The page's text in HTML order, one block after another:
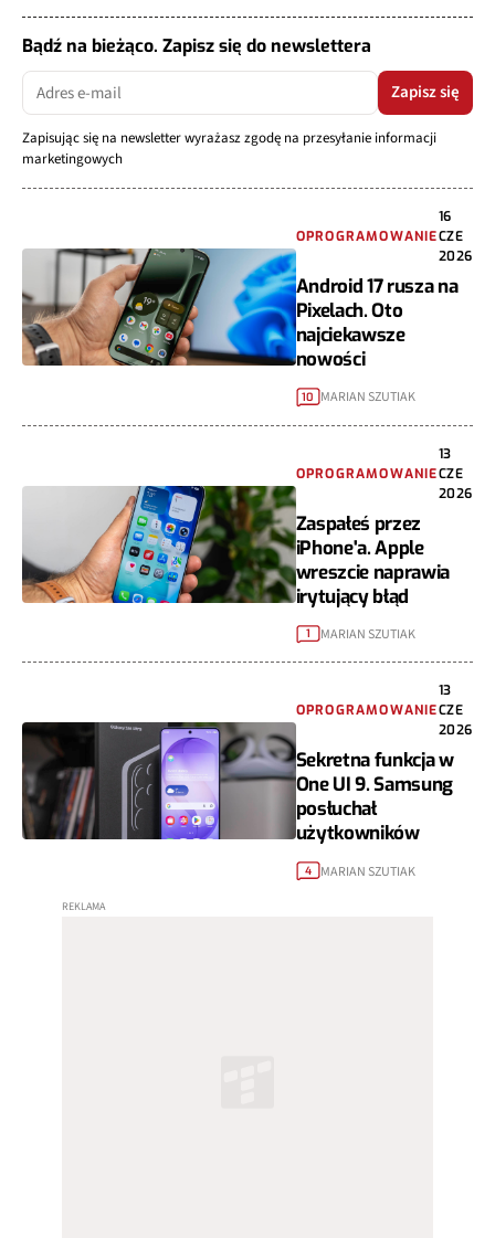
Bądź na bieżąco. Zapisz się do newslettera
Zapisz się
Zapisując się na newsletter wyrażasz zgodę na przesyłanie informacji
marketingowych
OPROGRAMOWANIE
16
CZE
2026
Android 17 rusza na
Pixelach. Oto
najciekawsze
nowości
10 MARIAN SZUTIAK
OPROGRAMOWANIE
13
CZE
2026
Zaspałeś przez
iPhone'a. Apple
wreszcie naprawia
irytujący błąd
1 MARIAN SZUTIAK
OPROGRAMOWANIE
13
CZE
2026
Sekretna funkcja w
One UI 9. Samsung
posłuchał
użytkowników
4 MARIAN SZUTIAK